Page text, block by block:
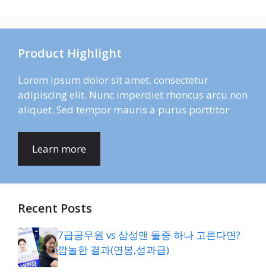
Product Highlight
Lorem ipsum dolor sit amet, consectetur
adipiscing elit. Nunc imperdiet rhoncus arcu non
aliquet. Sed tempor mauris a purus porttitor
Learn more
Recent Posts
7급공무원 vs 삼성맨 둘중 하나 고른다면?
깜놀한 결과(연봉,성과급)